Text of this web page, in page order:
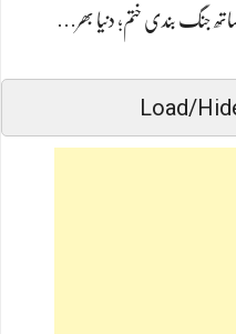
جنگ بندی ختم؛ دنیا بھر…
Load/